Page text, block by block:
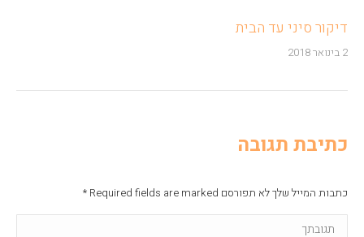
דיקור סיני עד הבית
2 בינואר 2018
כתיבת תגובה
כתבות המייל שלך לא תפורסם Required fields are marked *
תגובתך